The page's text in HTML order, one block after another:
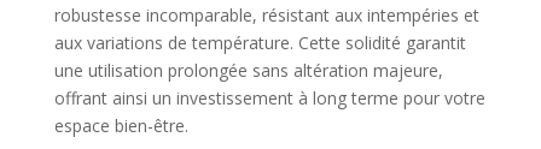
robustesse incomparable, résistant aux intempéries et
aux variations de température. Cette solidité garantit
une utilisation prolongée sans altération majeure,
offrant ainsi un investissement à long terme pour votre
espace bien-être.